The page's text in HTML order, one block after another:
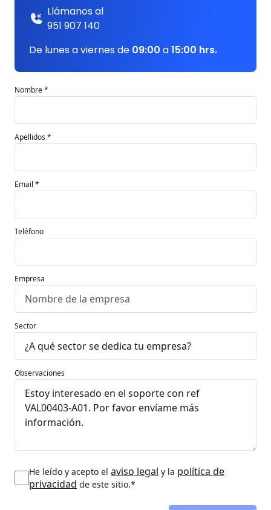
Llámanos al
951 907 140
De lunes a viernes de 09:00 a15:00 hrs.
Nombre *
Apellidos *
Email *
Teléfono
Empresa
Sector
Observaciones
He leído y acepto el aviso legal y la política de
privacidad de este sitio.*